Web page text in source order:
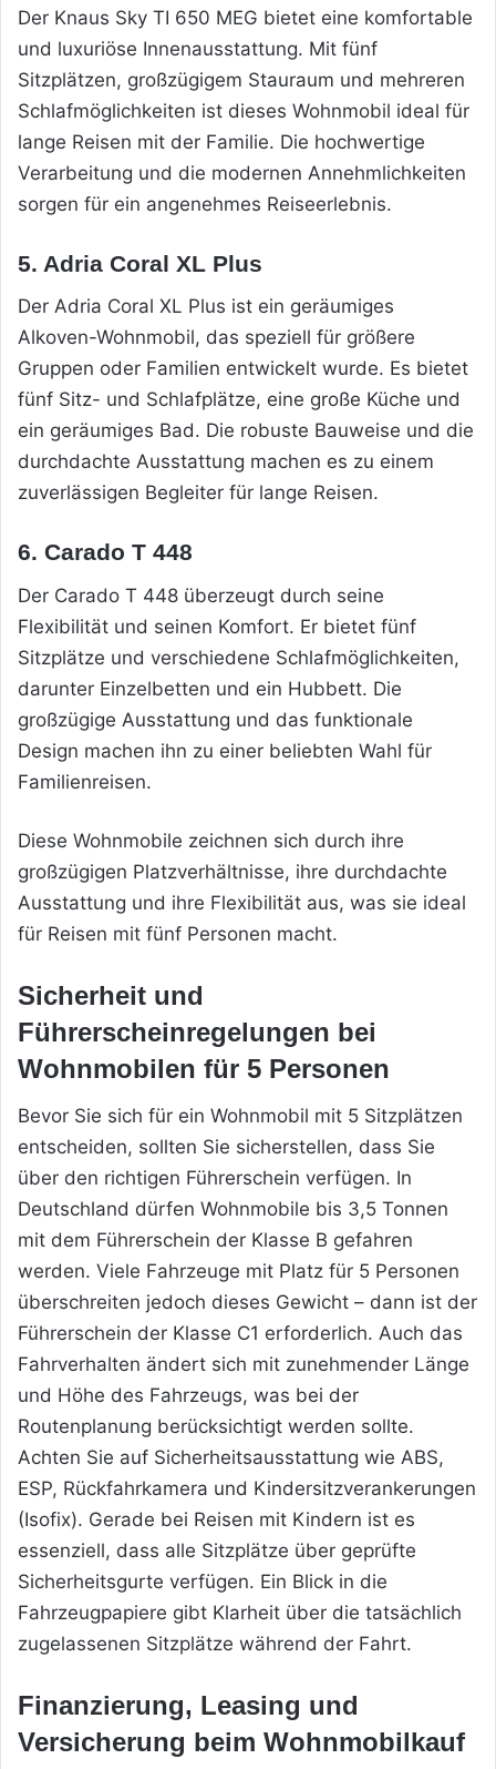
Der Knaus Sky TI 650 MEG bietet eine komfortable
und luxuriöse Innenausstattung. Mit fünf
Sitzplätzen, großzügigem Stauraum und mehreren
Schlafmöglichkeiten ist dieses Wohnmobil ideal für
lange Reisen mit der Familie. Die hochwertige
Verarbeitung und die modernen Annehmlichkeiten
sorgen für ein angenehmes Reiseerlebnis.
5. Adria Coral XL Plus
Der Adria Coral XL Plus ist ein geräumiges
Alkoven-Wohnmobil, das speziell für größere
Gruppen oder Familien entwickelt wurde. Es bietet
fünf Sitz- und Schlafplätze, eine große Küche und
ein geräumiges Bad. Die robuste Bauweise und die
durchdachte Ausstattung machen es zu einem
zuverlässigen Begleiter für lange Reisen.
6. Carado T 448
Der Carado T 448 überzeugt durch seine
Flexibilität und seinen Komfort. Er bietet fünf
Sitzplätze und verschiedene Schlafmöglichkeiten,
darunter Einzelbetten und ein Hubbett. Die
großzügige Ausstattung und das funktionale
Design machen ihn zu einer beliebten Wahl für
Familienreisen.
Diese Wohnmobile zeichnen sich durch ihre
großzügigen Platzverhältnisse, ihre durchdachte
Ausstattung und ihre Flexibilität aus, was sie ideal
für Reisen mit fünf Personen macht.
Sicherheit und
Führerscheinregelungen bei
Wohnmobilen für 5 Personen
Bevor Sie sich für ein Wohnmobil mit 5 Sitzplätzen
entscheiden, sollten Sie sicherstellen, dass Sie
über den richtigen Führerschein verfügen. In
Deutschland dürfen Wohnmobile bis 3,5 Tonnen
mit dem Führerschein der Klasse B gefahren
werden. Viele Fahrzeuge mit Platz für 5 Personen
überschreiten jedoch dieses Gewicht – dann ist der
Führerschein der Klasse C1 erforderlich. Auch das
Fahrverhalten ändert sich mit zunehmender Länge
und Höhe des Fahrzeugs, was bei der
Routenplanung berücksichtigt werden sollte.
Achten Sie auf Sicherheitsausstattung wie ABS,
ESP, Rückfahrkamera und Kindersitzverankerungen
(Isofix). Gerade bei Reisen mit Kindern ist es
essenziell, dass alle Sitzplätze über geprüfte
Sicherheitsgurte verfügen. Ein Blick in die
Fahrzeugpapiere gibt Klarheit über die tatsächlich
zugelassenen Sitzplätze während der Fahrt.
Finanzierung, Leasing und
Versicherung beim Wohnmobilkauf